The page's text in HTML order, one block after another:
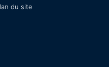
du site